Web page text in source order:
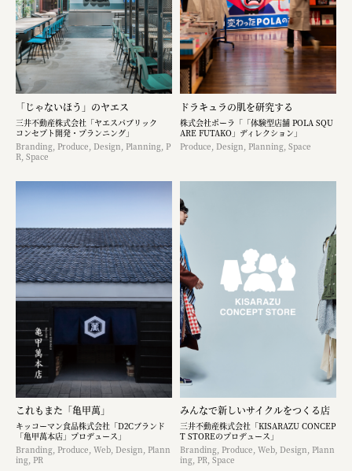
「じゃないほう」のヤエス
三井不動産株式会社「ヤエスパブリック
コンセプト開発・プランニング」
Branding, Produce, Design, Planning, P
R, Space
ドラキュラの肌を研究する
株式会社ポーラ「「体験型店舗 POLA SQU
ARE FUTAKO」ディレクション」
Produce, Design, Planning, Space
これもまた「亀甲萬」
キッコーマン食品株式会社「D2Cブランド
「亀甲萬本店」プロデュース」
Branding, Produce, Web, Design, Plann
ing, PR
みんなで新しいサイクルをつくる店
三井不動産株式会社「KISARAZU CONCEP
T STOREのプロデュース」
Branding, Produce, Web, Design, Plann
ing, PR, Space